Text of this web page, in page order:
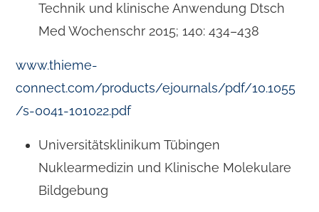
Technik und klinische Anwendung Dtsch
Med Wochenschr 2015; 140: 434–438
www.thieme-
connect.com/products/ejournals/pdf/10.1055
/s-0041-101022.pdf
Universitätsklinikum Tübingen
Nuklearmedizin und Klinische Molekulare
Bildgebung